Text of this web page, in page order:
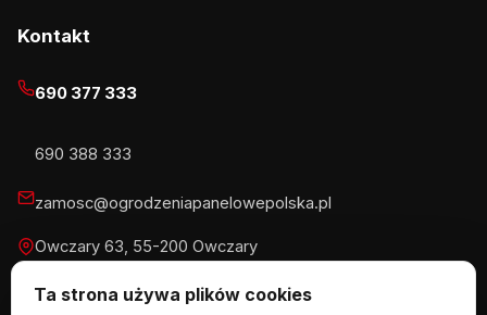
Ta strona używa plików cookies
Kontakt
690 377 333
690 388 333
zamosc@ogrodzeniapanelowepolska.pl
Owczary 63, 55-200 Owczary
Pn-Pt 8-16, Sb 8-13:30